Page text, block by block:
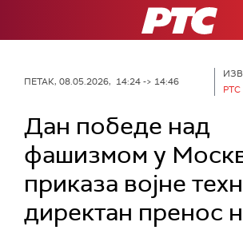
РТС
ПЕТАК, 08.05.2026, 14:24 -> 14:46
РТС
Дан победе над
фашизмом у
приказа војне
директан пренос